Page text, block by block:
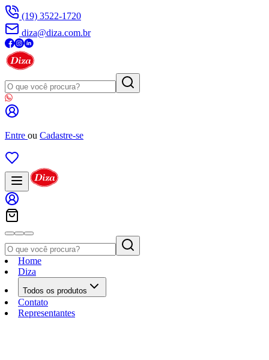
(19) 3522-1720
diza@diza.com.br
Entre ou Cadastre-se
Home
Diza
Todos os produtos
Contato
Representantes